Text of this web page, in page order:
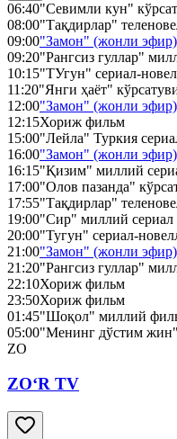
06:40"Севимли кун"
08:00"Тақдирлар"
09:00"Замон" (жонли
09:20"Рангсиз гуллар"
10:15"ТУгун" сериал-
11:20"Янги ҳаёт"
12:00"Замон" (жонли
12:15Хориж фильм
15:00"Лейла" Туркия
16:00"Замон" (жонли
16:15"Қизим" миллий
17:00"Олов пазанда"
17:55"Тақдирлар"
19:00"Сир" миллий сериал
20:00"Тугун" сериал-
21:00"Замон" (жонли
21:20"Рангсиз гуллар"
22:10Хориж фильм
23:50Хориж фильм
01:45"Шоқол" миллий
05:00"Менинг дўстим
ZO
ZO‘R TV